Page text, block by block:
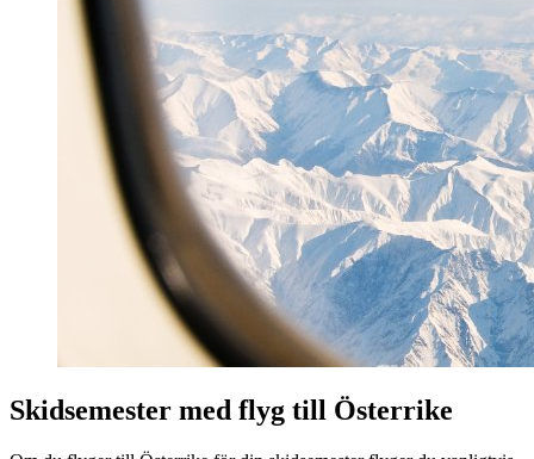
Skidsemester med flyg till Österrike